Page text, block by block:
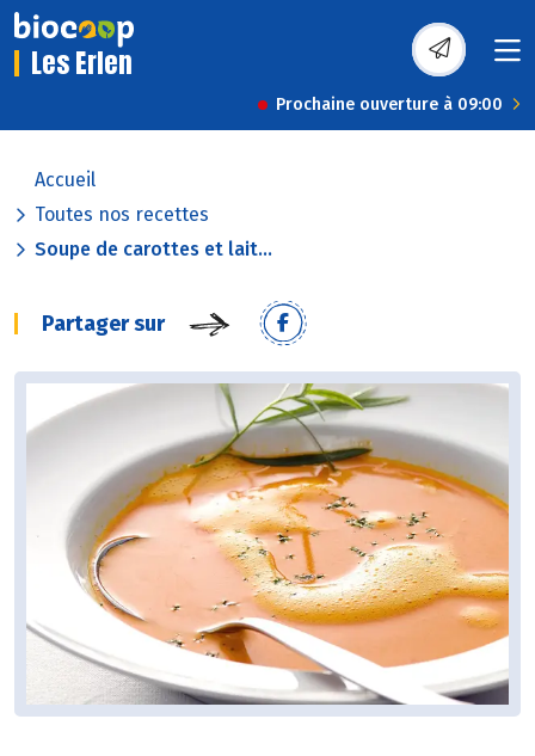
Les Erlen
Prochaine ouverture à 09:00
Accueil
Toutes nos recettes
Soupe de carottes et lait...
Partager sur